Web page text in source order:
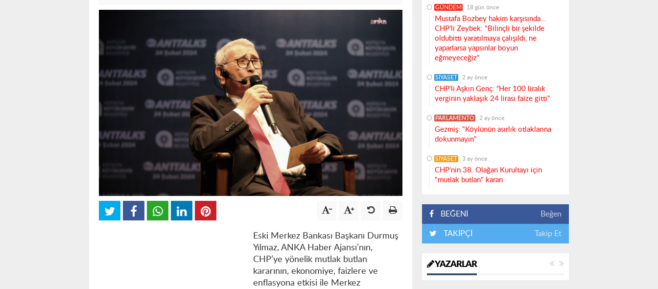
Eski Merkez Bankası Başkanı Durmuş
Yılmaz, ANKA Haber Ajansı’nın,
CHP’ye yönelik mutlak butlan
kararının, ekonomiye, faizlere ve
enflasyona etkisi ile Merkez
GÜNDEM 18 gün önce
Mustafa Bozbey hakim karşısında...
CHP'li Zeybek: "Bilinçli bir şekilde
oldubitti yaratılmaya çalışıldı, ne
yaparlarsa yapsınlar boyun
eğmeyeceğiz"
SİYASET 2 ay önce
CHP’li Aşkın Genç: “Her 100 liralık
verginin yaklaşık 24 lirası faize gitti”
PARLAMENTO 2 ay önce
Gezmiş: "Köylünün asırlık otlaklarına
dokunmayın"
SİYASET 3 ay önce
CHP’nin 38. Olağan Kurultayı için
"mutlak butlan" kararı
BEĞENİ Beğen
TAKİPÇİ Takip Et
YAZARLAR